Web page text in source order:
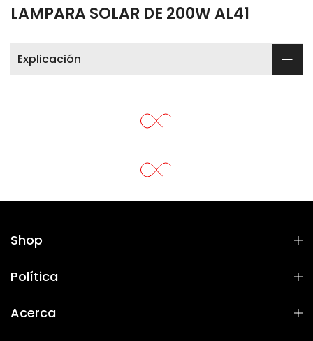
LAMPARA SOLAR DE 200W AL41
Explicación
Shop
Política
Acerca